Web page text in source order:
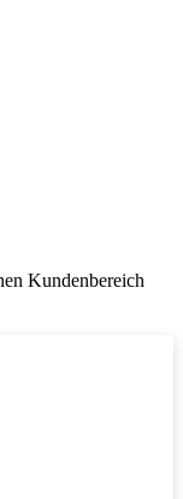
Kundenbereich